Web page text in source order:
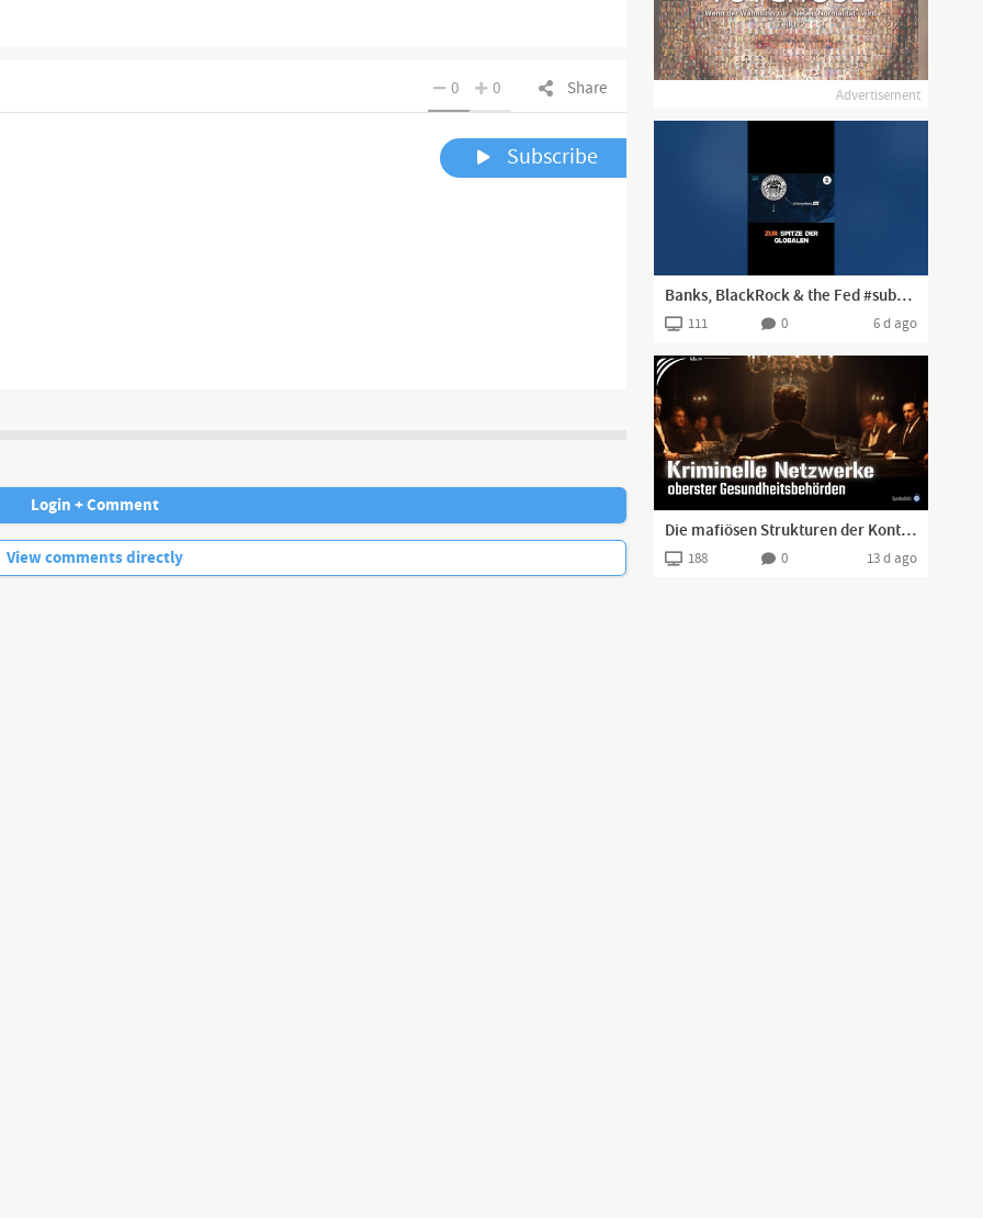
Share
0 0
Subscribe
Advertisement
Banks, BlackRock & the Fed #substack #shorts
111 0 6 d ago
Die mafiösen Strukturen der Kontrollbehörden EMA, FDA, CDC | www.kla.tv/41367
188 0 13 d ago
No more comments.
Login + Comment
View comments directly